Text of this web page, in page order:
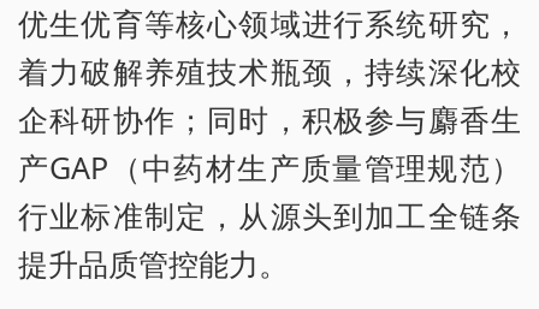
优生优育等核心领域进行系统研究，
着力破解养殖技术瓶颈，持续深化校
企科研协作；同时，积极参与麝香生
产GAP（中药材生产质量管理规范）
行业标准制定，从源头到加工全链条
提升品质管控能力。